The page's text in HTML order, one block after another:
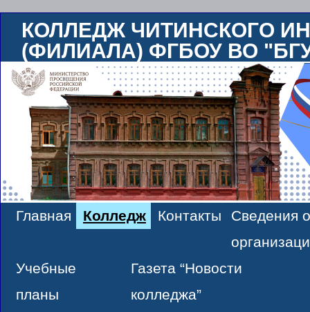
КОЛЛЕДЖ ЧИТИНСКОГО
(ФИЛИАЛА) ФГБОУ ВО
Skip
content
Главная Колледж Контакты
Сведения
Учебные
планы
Газета “Новости
колледжа”